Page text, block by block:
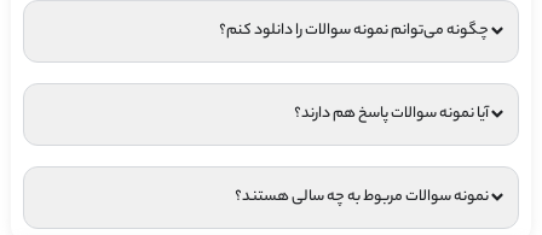
چگونه می‌توانم نمونه سوالات را دانلود کنم؟
آیا نمونه سوالات پاسخ هم دارند؟
نمونه سوالات مربوط به چه سالی هستند؟